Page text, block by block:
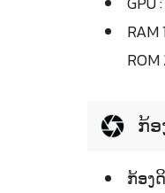
RAM
ກ້ອ
ກ້ອງ